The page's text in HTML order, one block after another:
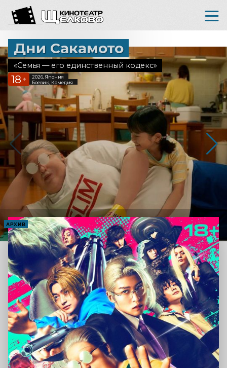
Дни Сакамото
«Семья — его единственный кодекс»
18 +
2026, Япония
Боевик, Комедия
АРХИВ